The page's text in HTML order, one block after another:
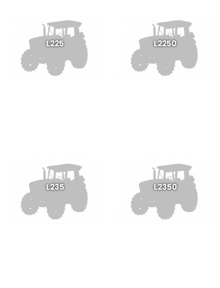
L225 L2250
L235 L2350